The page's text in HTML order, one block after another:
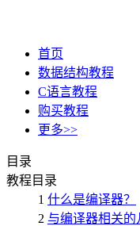
首页
数据结构教程
C语言教程
购买教程
更多>>
目录
教程目录
1 什么是编译器？
2 与编译器相关的